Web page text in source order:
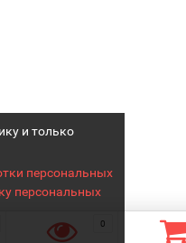
и только
персональных
персональных
0